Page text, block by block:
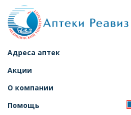
Адреса аптек
Акции
О компании
Помощь